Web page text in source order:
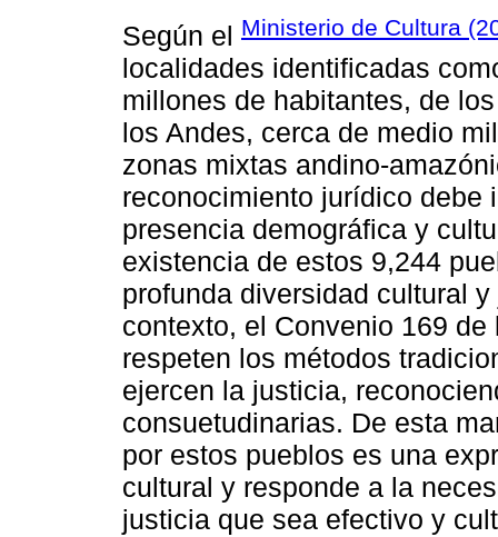
Según el Ministerio de Cultura
localidades identificadas
millones de habitantes, de
los Andes, cerca de medio
zonas mixtas andino-
reconocimiento jurídico debe
presencia demográfica y
existencia de estos 9,244
profunda diversidad cultural
contexto, el Convenio 169
respeten los métodos
ejercen la justicia,
consuetudinarias. De esta
por estos pueblos es una
cultural y responde a la
justicia que sea efectivo y